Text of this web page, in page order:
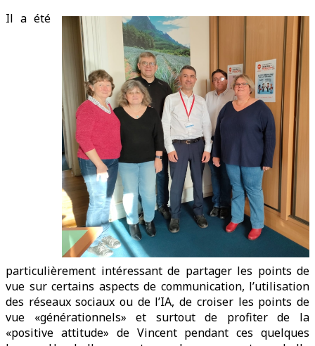
Il a été
particulièrement intéressant de partager les points de
vue sur certains aspects de communication, l’utilisation
des réseaux sociaux ou de l’IA, de croiser les points de
vue «générationnels» et surtout de profiter de la
«positive attitude» de Vincent pendant ces quelques